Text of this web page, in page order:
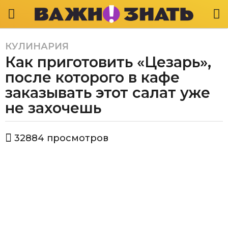
5
л
т
a
g
4
г
КУЛИНАРИЯ
Как приготовить «Цезарь»,
после которого в кафе
заказывать этот салат уже
не захочешь
в
32884 просмотров